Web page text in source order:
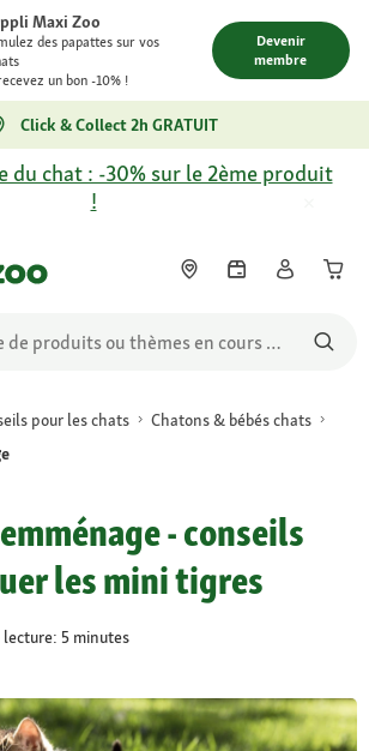
Maxi Zoo
des papattes sur vos
un bon -10% !
Devenir
membre
Click & Collect 2h GRATUIT
du chat : -30% sur le 2ème produit
!
pour les chats
Chatons & bébés chats
- conseils
les mini tigres
lecture: 5 minutes